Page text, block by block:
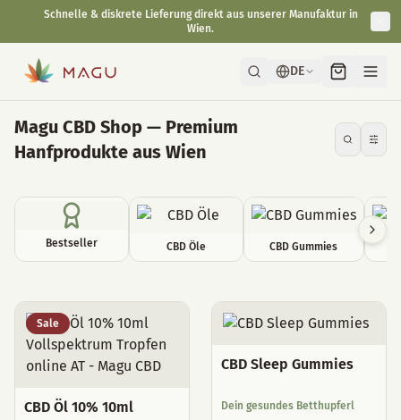
DE
Magu CBD Shop — Premium
Hanfprodukte aus Wien
Bestseller CBD Öle CBD Gummies
Alle Produkte
Sale
CBD Öl 10% 10ml
CBD Sleep Gummies
Dein gesundes Betthupferl
Schnelle & diskrete Lieferung direkt aus unserer Manufaktur in
Wien.